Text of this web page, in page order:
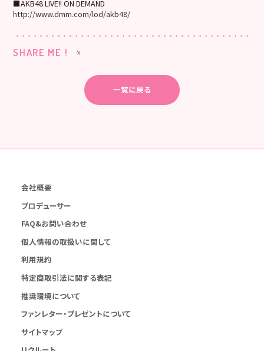
■AKB48 LIVE!! ON DEMAND
http://www.dmm.com/lod/akb48/
SHARE ME !
一覧に戻る
会社概要
プロデューサー
FAQ&お問い合わせ
個人情報の取扱いに関して
利用規約
特定商取引法に関する表記
推奨環境について
ファンレター・プレゼントについて
サイトマップ